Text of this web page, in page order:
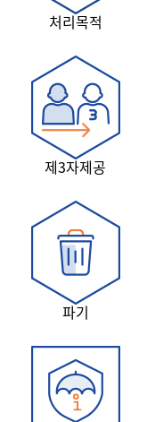
처리목적
제3자제공
파기